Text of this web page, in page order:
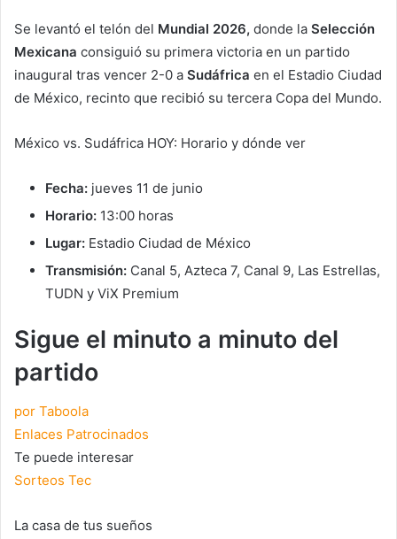
Se levantó el telón del Mundial 2026, donde la Selección
Mexicana consiguió su primera victoria en un partido
inaugural tras vencer 2-0 a Sudáfrica en el Estadio Ciudad
de México, recinto que recibió su tercera Copa del Mundo.
México vs. Sudáfrica HOY: Horario y dónde ver
Fecha: jueves 11 de junio
Horario: 13:00 horas
Lugar: Estadio Ciudad de México
Transmisión: Canal 5, Azteca 7, Canal 9, Las Estrellas,
TUDN y ViX Premium
Sigue el minuto a minuto del
partido
por Taboola
Enlaces Patrocinados
Te puede interesar
Sorteos Tec
La casa de tus sueños